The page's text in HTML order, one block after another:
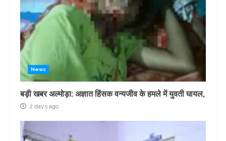
News
बड़ी खबर अल्मोड़ा: अज्ञात हिंसक वन्यजीव के हमले में युवती घायल,
2 days ago